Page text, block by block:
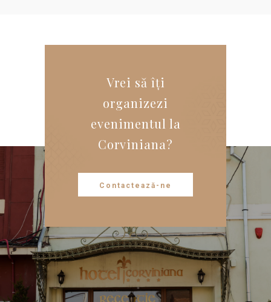
Vrei să îți
organizezi
evenimentul la
Corviniana?
Contactează-ne